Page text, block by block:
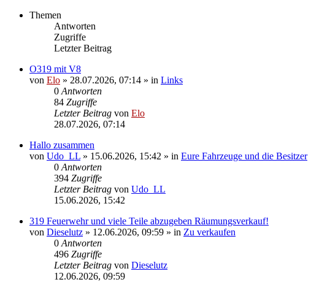
Themen
Antworten
Zugriffe
Letzter Beitrag
O319 mit V8
von Elo » 28.07.2026, 07:14 » in Links
0 Antworten
84 Zugriffe
Letzter Beitrag von Elo
28.07.2026, 07:14
Hallo zusammen
von Udo_LL » 15.06.2026, 15:42 » in Eure Fahrzeuge und die Besitzer
0 Antworten
394 Zugriffe
Letzter Beitrag von Udo_LL
15.06.2026, 15:42
319 Feuerwehr und viele Teile abzugeben Räumungsverkauf!
von Dieselutz » 12.06.2026, 09:59 » in Zu verkaufen
0 Antworten
496 Zugriffe
Letzter Beitrag von Dieselutz
12.06.2026, 09:59